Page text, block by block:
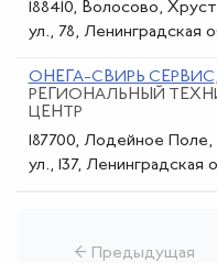
188410, Волосово,
ул., 78, Ленинградская
ОНЕГА-СВИРЬ СЕРВИС,
РЕГИОНАЛЬНЫЙ
ЦЕНТР
187700, Лодейное Поле,
ул., 137, Ленинградская
← Предыдущая